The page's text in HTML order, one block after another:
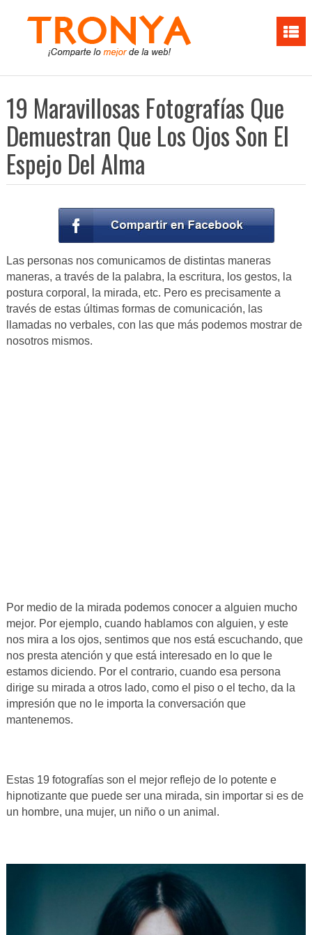
19 Maravillosas Fotografías Que
Demuestran Que Los Ojos Son El
Espejo Del Alma
Las personas nos comunicamos de distintas maneras
maneras, a través de la palabra, la escritura, los gestos, la
postura corporal, la mirada, etc. Pero es precisamente a
través de estas últimas formas de comunicación, las
llamadas no verbales, con las que más podemos mostrar de
nosotros mismos.
Por medio de la mirada podemos conocer a alguien mucho
mejor. Por ejemplo, cuando hablamos con alguien, y este
nos mira a los ojos, sentimos que nos está escuchando, que
nos presta atención y que está interesado en lo que le
estamos diciendo. Por el contrario, cuando esa persona
dirige su mirada a otros lado, como el piso o el techo, da la
impresión que no le importa la conversación que
mantenemos.
Estas 19 fotografías son el mejor reflejo de lo potente e
hipnotizante que puede ser una mirada, sin importar si es de
un hombre, una mujer, un niño o un animal.